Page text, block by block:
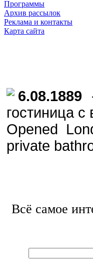
Программы
Архив рассылок
Реклама и контакты
Карта сайта
6.08.1889
гостиница
Opened
private
Всё самое